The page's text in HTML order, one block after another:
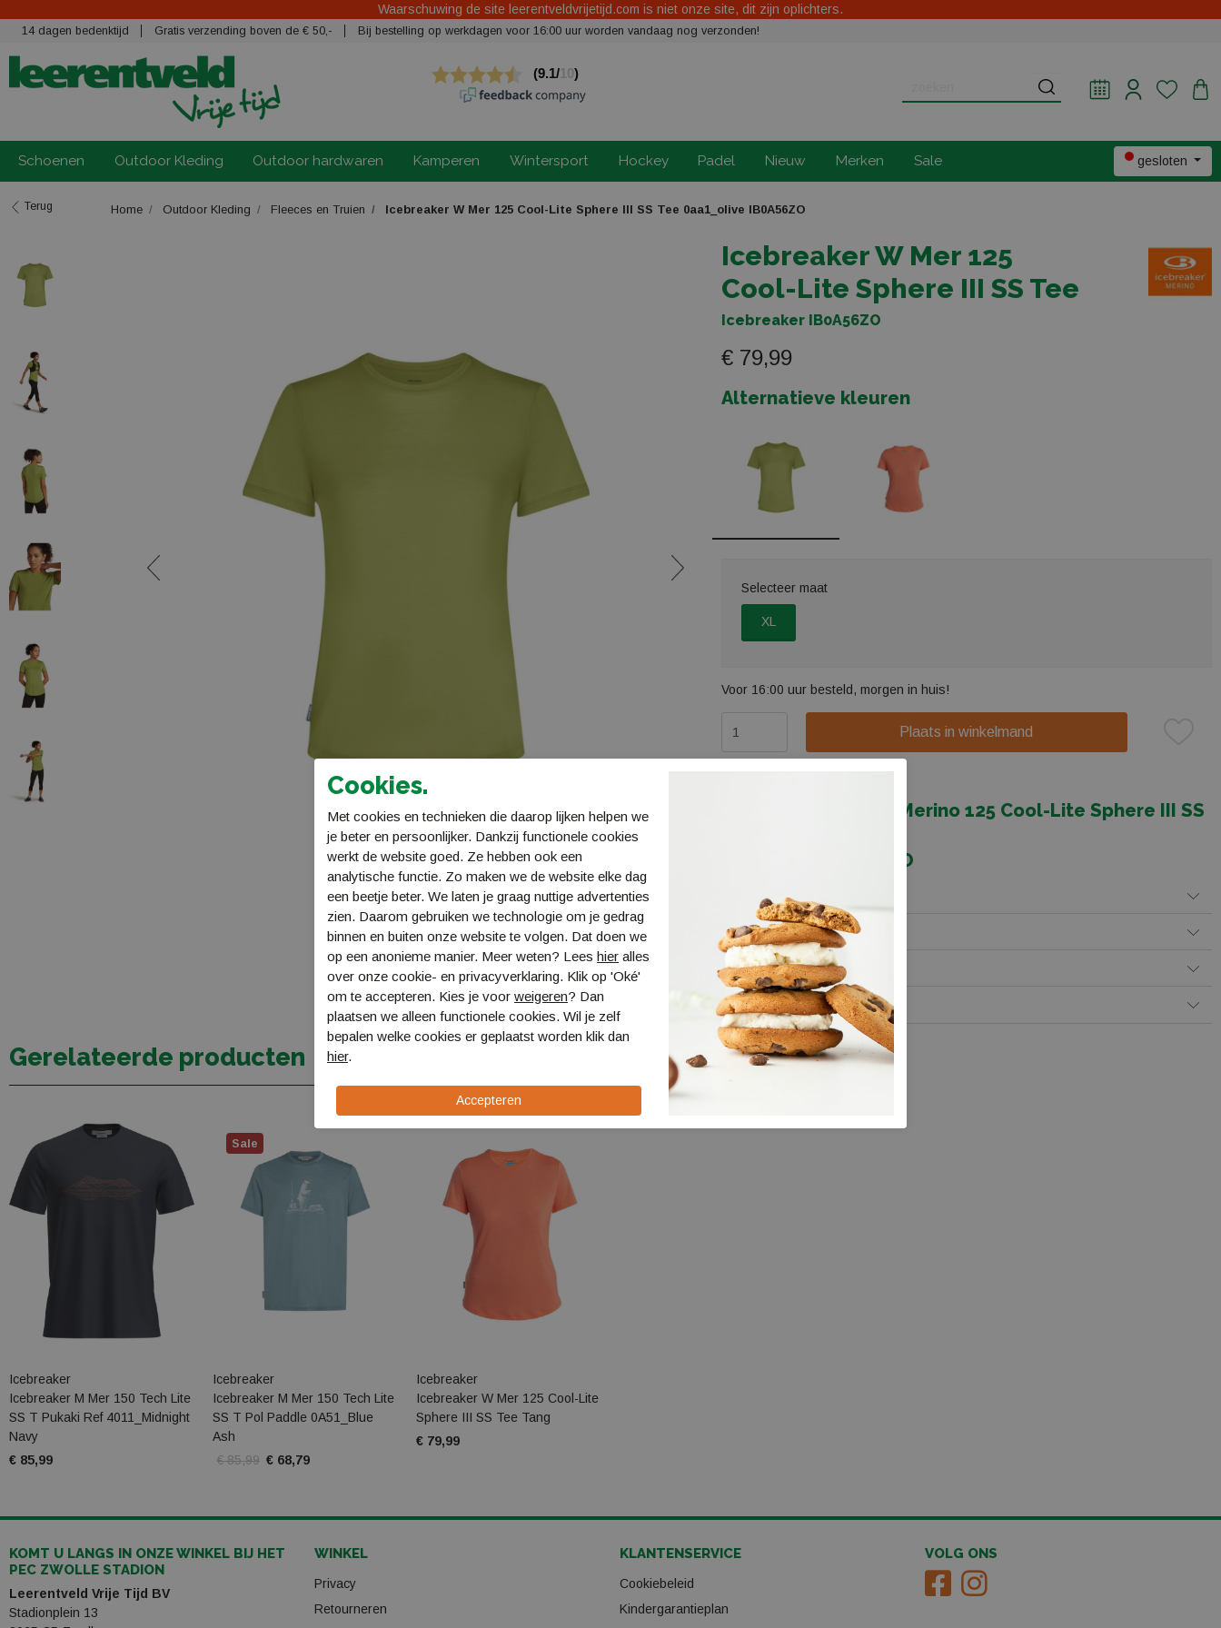
Waarschuwing de site leerentveldvrijetijd.com is niet onze site, dit zijn oplichters.
14 dagen bedenktijd Gratis verzending boven de € 50,- Bij bestelling op werkdagen voor 16:00 uur worden vandaag nog verzonden!
Schoenen Outdoor Kleding Outdoor hardwaren Kamperen Wintersport Hockey Padel Nieuw Merken Sale gesloten
Terug Home Outdoor Kleding Fleeces en Truien Icebreaker W Mer 125 Cool-Lite Sphere III SS Tee 0aa1_olive IB0A56ZO
Icebreaker W Mer 125
Cool-Lite Sphere III SS Tee
Icebreaker IB0A56ZO
€ 79,99
Alternatieve kleuren
Selecteer maat
XL
Voor 16:00 uur besteld, morgen in huis!
Plaats in winkelmand
Icebreaker Women Merino 125 Cool-Lite Sphere III SS
Icebreaker IB0A56ZO
Specificaties
Bestellen en Betalen
Verzending en levering
Retourneren
Gerelateerde producten
Icebreaker
Icebreaker M Mer 150 Tech Lite
SS T Pukaki Ref 4011_Midnight
Navy
€ 85,99
Icebreaker
Icebreaker M Mer 150 Tech Lite
SS T Pol Paddle 0A51_Blue
Ash
€ 85,99 € 68,79
Sale
Icebreaker
Icebreaker W Mer 125 Cool-Lite
Sphere III SS Tee Tang
€ 79,99
KOMT U LANGS IN ONZE WINKEL BIJ HET
PEC ZWOLLE STADION
Leerentveld Vrije Tijd BV
Stadionplein 13
WINKEL
Privacy
Retourneren
KLANTENSERVICE
Cookiebeleid
Kindergarantieplan
VOLG ONS
Cookies.
Met cookies en technieken die daarop lijken helpen we
je beter en persoonlijker. Dankzij functionele cookies
werkt de website goed. Ze hebben ook een
analytische functie. Zo maken we de website elke dag
een beetje beter. We laten je graag nuttige advertenties
zien. Daarom gebruiken we technologie om je gedrag
binnen en buiten onze website te volgen. Dat doen we
op een anonieme manier. Meer weten? Lees hier alles
over onze cookie- en privacyverklaring. Klik op 'Oké'
om te accepteren. Kies je voor weigeren? Dan
plaatsen we alleen functionele cookies. Wil je zelf
bepalen welke cookies er geplaatst worden klik dan
hier.